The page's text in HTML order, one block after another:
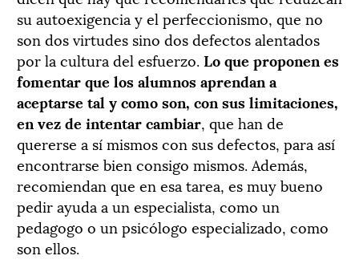
su autoexigencia y el perfeccionismo, que no
son dos virtudes sino dos defectos alentados
por la cultura del esfuerzo.Lo que proponen es
fomentar que los alumnos aprendan a
aceptarse tal y como son, con sus limitaciones,
en vez de intentar cambiar, que han de
quererse a sí mismos con sus defectos, para así
encontrarse bien consigo mismos. Además,
recomiendan que en esa tarea, es muy bueno
pedir ayuda a un especialista, como un
pedagogo o un psicólogo especializado, como
son ellos.